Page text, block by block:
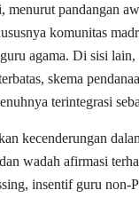
menurut pandangan
komunitas
agama. Di sisi
skema
terintegrasi
kecenderungan
wadah afirmasi
insentif guru